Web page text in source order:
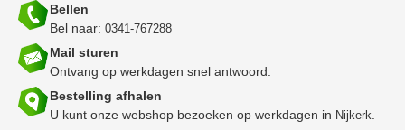
Bellen
Bel naar: 0341-767288
Mail sturen
Ontvang op werkdagen snel antwoord.
Bestelling afhalen
U kunt onze webshop bezoeken op werkdagen in Nijkerk